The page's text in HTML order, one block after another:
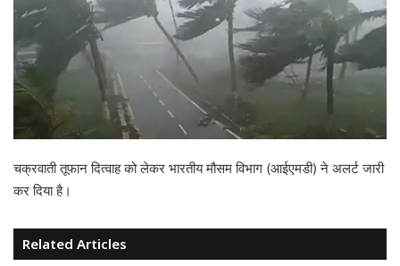
चक्रवाती तूफान दित्वाह को लेकर भारतीय मौसम विभाग (आईएमडी) ने अलर्ट जारी
कर दिया है।
Related Articles